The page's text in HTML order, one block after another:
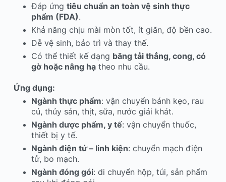
Đáp ứng tiêu chuẩn an toàn vệ sinh thực
phẩm (FDA).
Khả năng chịu mài mòn tốt, ít giãn, độ bền cao.
Dễ vệ sinh, bảo trì và thay thế.
Có thể thiết kế dạng băng tải thẳng, cong, có
gờ hoặc nâng hạtheo nhu cầu.
Ứng dụng:
Ngành thực phẩm: vận chuyển bánh kẹo, rau
củ, thủy sản, thịt, sữa, nước giải khát.
Ngành dược phẩm, y tế: vận chuyển thuốc,
thiết bị y tế.
Ngành điện tử – linh kiện: chuyển mạch điện
tử, bo mạch.
Ngành đóng gói: di chuyển hộp, túi, sản phẩm